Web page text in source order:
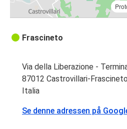
Frascineto
Via della Liberazione -
87012 Castrovillari-Frascineto
Italia
Se denne adressen på